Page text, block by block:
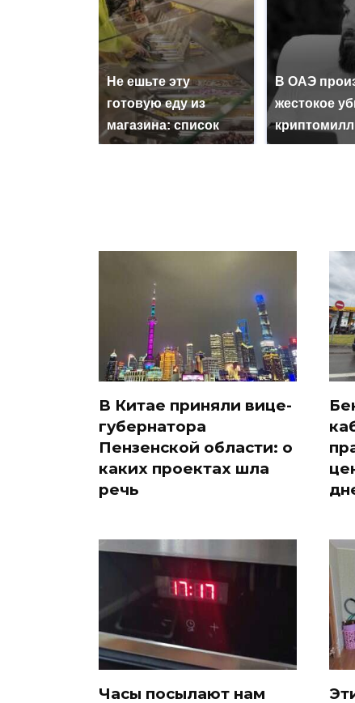
Не ешьте эту
готовую еду из
магазина: список
В ОАЭ
жестокое
В Китае приняли вице-
губернатора
Пензенской области: о
каких проектах шла
речь
Часы посылают нам